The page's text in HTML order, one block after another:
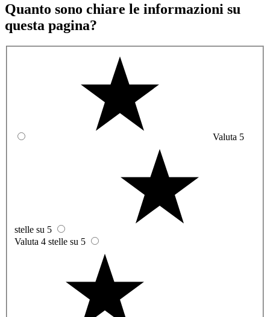
Quanto sono chiare le informazioni su
questa pagina?
Valuta 5
stelle su 5
Valuta 4 stelle su 5